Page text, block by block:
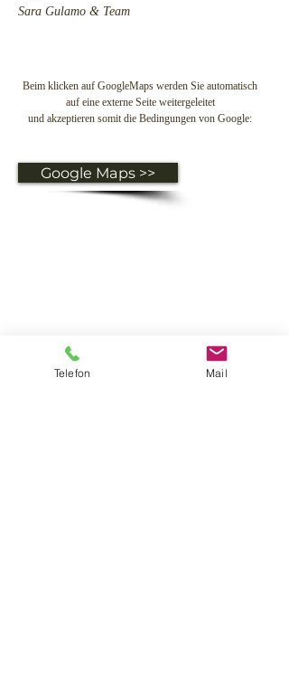
Sara Gulamo & Team
Beim klicken auf GoogleMaps werden Sie automatisch
auf eine externe Seite weitergeleitet
und akzeptieren somit die Bedingungen von Google:
Google Maps >>
Telefon Mail